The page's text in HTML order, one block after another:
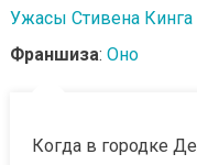
Ужасы Стивена Кинга
Франшиза: Оно
Когда в городке